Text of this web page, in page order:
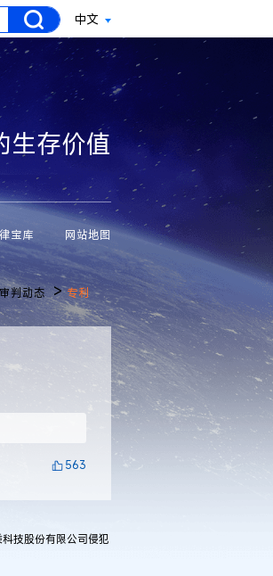
中文
生存价值
宝库 网站地图
审判动态 >专利
563
技股份有限公司侵犯